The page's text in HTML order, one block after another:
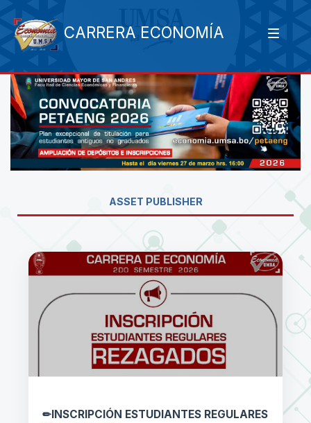
CARRERA ECONOMÍA
ASSET PUBLISHER
✏INSCRIPCIÓN ESTUDIANTES REGULARES